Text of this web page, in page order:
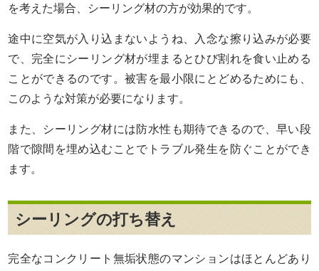
を考えた場合、シーリング材の方が効果的です。
途中に空気が入り込まないようね、入念な擦り込みが必要
で、完全にシーリング材が埋まるとひび割れを食い止める
ことができるのです。被害を最小限にとどめるためにも、
このような対策が必要になります。
また、シーリング材には防水性も期待できるので、早い段
階で隙間を埋め込むことでトラブル発生を防ぐことができ
ます。
シーリングの打ち替え
完全なコンクリート無垢状態のマンションはほとんどあり